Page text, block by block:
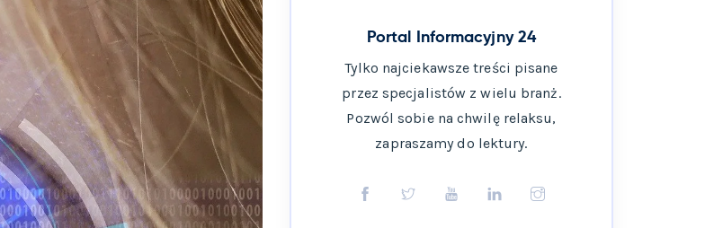
Portal Informacyjny 24
Tylko najciekawsze treści pisane
przez specjalistów z wielu branż.
Pozwól sobie na chwilę relaksu,
zapraszamy do lektury.